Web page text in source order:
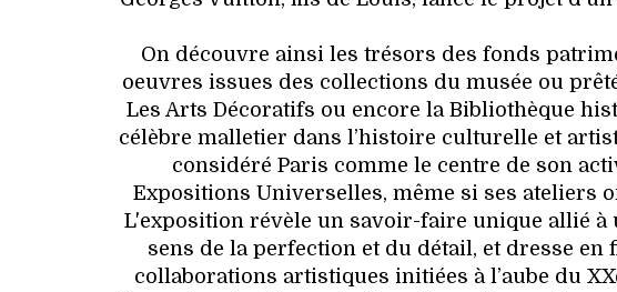
On découvre ainsi les trésors des fonds
oeuvres issues des collections du musée ou
Les Arts Décoratifs ou encore la Bibliothèque
célèbre malletier dans l’histoire culturelle et
considéré Paris comme le centre de son
Expositions Universelles, même si ses ateliers
L'exposition révèle un savoir-faire unique allié à
sens de la perfection et du détail, et dresse
collaborations artistiques initiées à l’aube du